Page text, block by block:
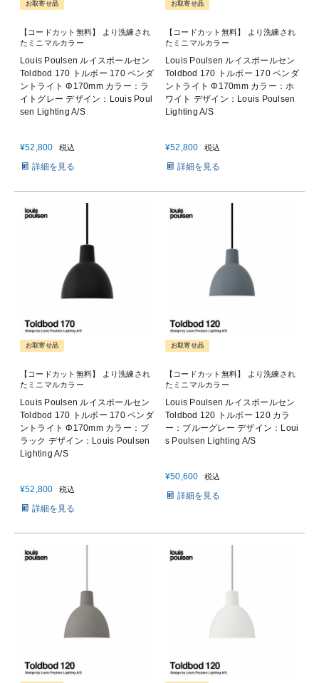
お取寄せ品
【コードカット無料】 より洗練され
たミニマルカラー
Louis Poulsen ルイスポールセン
Toldbod 170 トルボー 170 ペンダ
ントライト Φ170mm カラー：ラ
イトグレー デザイン：Louis Poul
sen Lighting A/S
¥52,800 税込
詳細を見る
お取寄せ品
【コードカット無料】 より洗練され
たミニマルカラー
Louis Poulsen ルイスポールセン
Toldbod 170 トルボー 170 ペンダ
ントライト Φ170mm カラー：ホ
ワイト デザイン：Louis Poulsen
Lighting A/S
¥52,800 税込
詳細を見る
お取寄せ品
【コードカット無料】 より洗練され
たミニマルカラー
Louis Poulsen ルイスポールセン
Toldbod 170 トルボー 170 ペンダ
ントライト Φ170mm カラー：ブ
ラック デザイン：Louis Poulsen
Lighting A/S
¥52,800 税込
詳細を見る
お取寄せ品
【コードカット無料】 より洗練され
たミニマルカラー
Louis Poulsen ルイスポールセン
Toldbod 120 トルボー 120 カラ
ー：ブルーグレー デザイン：Loui
s Poulsen Lighting A/S
¥50,600 税込
詳細を見る